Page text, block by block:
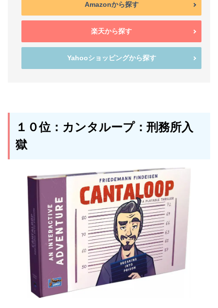
Amazonから探す
楽天から探す
Yahooショッピングから探す
１０位：カンタループ：刑務所入
獄